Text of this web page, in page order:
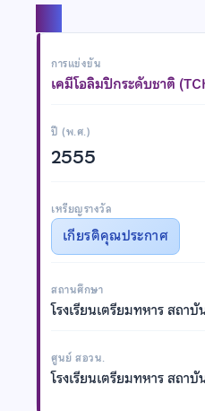
การแข่งขัน
เคมีโอลิมปิกระดับชาติ
ปี (พ.ศ.)
2555
เหรียญรางวัล
เกียรติคุณประกาศ
สถานศึกษา
โรงเรียนเตรียมทหาร สถา
ศูนย์ สอวน.
โรงเรียนเตรียมทหาร สถา